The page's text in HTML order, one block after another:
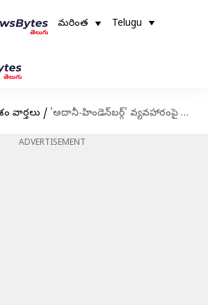
మరింత Telugu
వార్తలు / 'అదానీ-హిండెన్‌బర్గ్' వ్యవహారంపై దర్యాప్తుకు నిపుణుల కమిటీని ఏర్పాటు చేసిన సుప్రీంకోర్టు
ADVERTISEMENT